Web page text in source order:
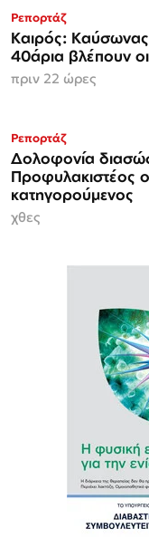
Ρεπορτάζ
Καιρός: Καύσωνας
40άρια βλέπουν
πριν 22 ώρες
Ρεπορτάζ
Δολοφονία
Προφυλακιστέος
κατηγορούμενος
χθες